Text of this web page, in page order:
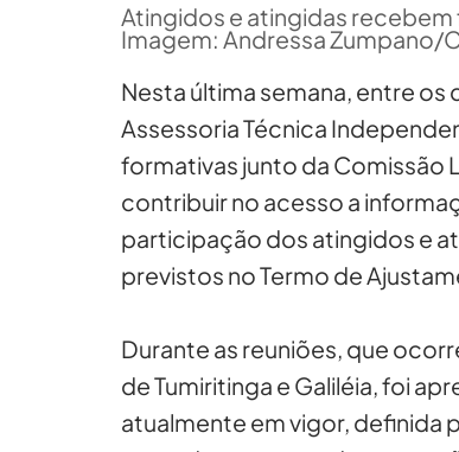
Atingidos e atingidas
Imagem: Andressa Zumpano/
Nesta última semana, entre
Assessoria Técnica
formativas junto da Comissão
contribuir no acesso a
participação dos atingidos e
previstos no Termo de
Durante as reuniões, que
de Tumiritinga e Galiléia, foi
atualmente em vigor, definida